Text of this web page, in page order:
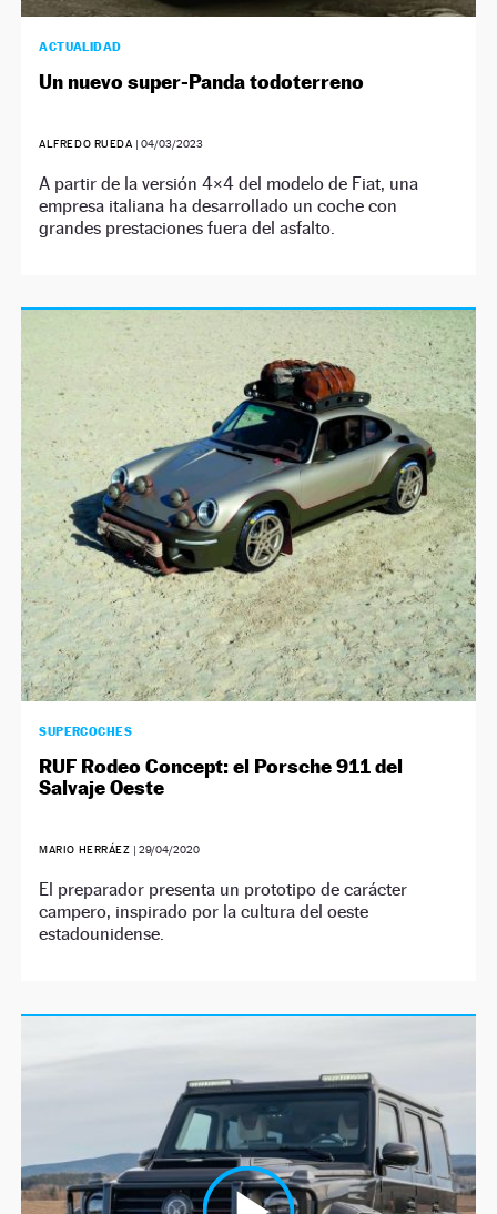
ACTUALIDAD
Un nuevo super-Panda todoterreno
ALFREDO RUEDA | 04/03/2023
A partir de la versión 4×4 del modelo de Fiat, una
empresa italiana ha desarrollado un coche con
grandes prestaciones fuera del asfalto.
SUPERCOCHES
RUF Rodeo Concept: el Porsche 911 del
Salvaje Oeste
MARIO HERRÁEZ | 29/04/2020
El preparador presenta un prototipo de carácter
campero, inspirado por la cultura del oeste
estadounidense.